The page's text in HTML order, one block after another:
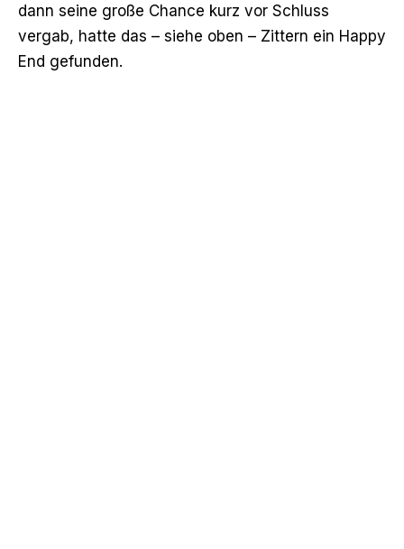
dann seine große Chance kurz vor Schluss
vergab, hatte das – siehe oben – Zittern ein Happy
End gefunden.